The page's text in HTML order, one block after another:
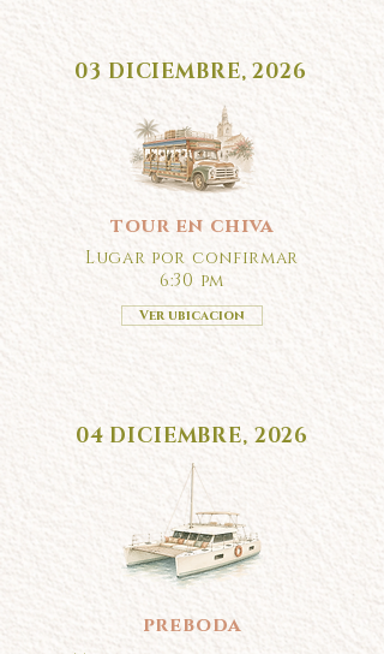
03 DICIEMBRE, 2026
tour en chiva
Lugar por confirmar
6:30 pm
Ver ubicacion
04 DICIEMBRE, 2026
preboda